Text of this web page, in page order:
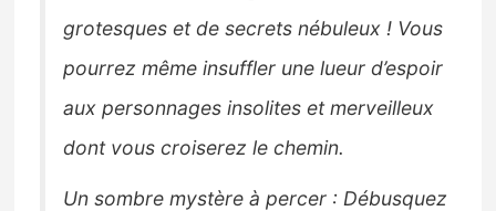
grotesques et de secrets nébuleux ! Vous
pourrez même insuffler une lueur d’espoir
aux personnages insolites et merveilleux
dont vous croiserez le chemin.
Un sombre mystère à percer : Débusquez